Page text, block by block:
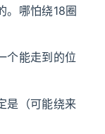
。哪怕绕18圈
个能走到的位
是（可能绕来